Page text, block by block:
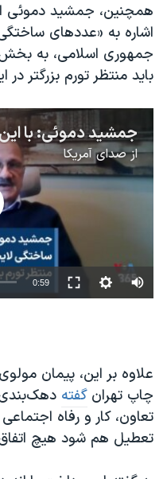
همچنین، جمشید دموئی
جمهوری اسلامی، به
باید منتظر تورم بزرگتر در
ازصدای آمریکا
available
0:59
علاوه بر این، پیمان
چاپ تهران گفته دهک‌بندی‌
تعاون، کار و رفاه
تعطیل هم شود هیچ